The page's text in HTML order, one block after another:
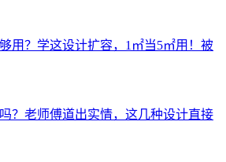
用？学这设计扩容，1㎡当5㎡用！被